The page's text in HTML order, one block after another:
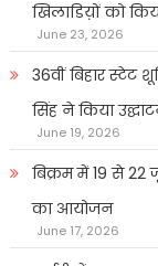
खिलाडिय़ों को
June 23, 2026
36वीं बिहार स्टेट
सिंह ने किया
June 19, 2026
बिक्रम में 19 से 22
का आयोजन
June 17, 2026